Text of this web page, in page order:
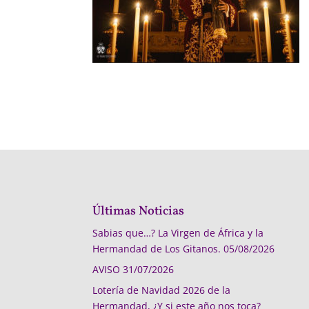
Últimas Noticias
Sabias que…? La Virgen de África y la
Hermandad de Los Gitanos. 05/08/2026
AVISO 31/07/2026
Lotería de Navidad 2026 de la
Hermandad, ¿Y si este año nos toca?